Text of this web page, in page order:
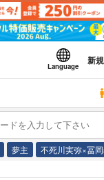
Language
新
夢主 不死川実弥×冨